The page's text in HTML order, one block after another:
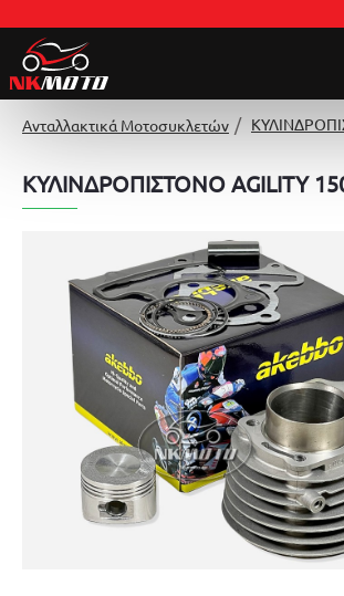
Ανταλλακτικά Μοτοσυκλετών
ΚΥΛΙΝΔΡΟΠΙΣΤΟΝΟ AGILITY